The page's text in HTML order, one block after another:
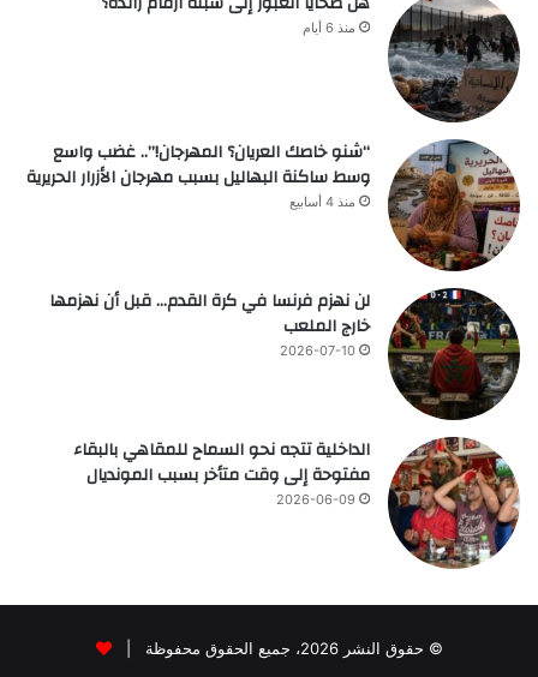
منذ 6 أيام
“شنو خاصك العريان؟ المهرجان!”.. غضب واسع
وسط ساكنة البهاليل بسبب مهرجان الأزرار الحريرية
منذ 4 أسابيع
لن نهزم فرنسا في كرة القدم… قبل أن نهزمها
خارج الملعب
2026-07-10
الداخلية تتجه نحو السماح للمقاهي بالبقاء
مفتوحة إلى وقت متأخر بسبب المونديال
2026-06-09
© حقوق النشر 2026، جميع الحقوق محفوظة |